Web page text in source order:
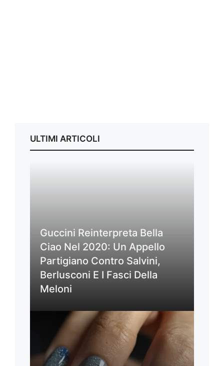
ULTIMI ARTICOLI
Guccini Reinterpreta Bella
Ciao Nel 2020: Un Appello
Partigiano Contro Salvini,
Berlusconi E I Fasci Della
Meloni